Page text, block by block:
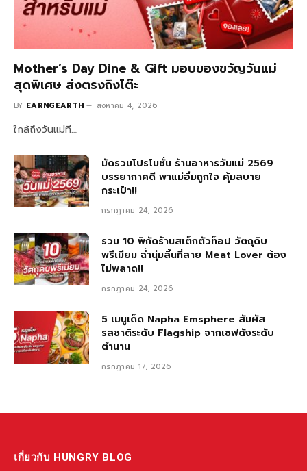
Mother’s Day Dine & Gift มอบของขวัญวันแม่
สุดพิเศษ ส่งตรงถึงโต๊ะ
BY EARNGEARTH สิงหาคม 4, 2026
ใกล้ถึงวันแม่ที…
มัดรวมโปรโมชั่น ร้านอาหารวันแม่ 2569
บรรยากาศดี พาแม่อิ่มถูกใจ คุ้มสบาย
กระเป๋า!!
กรกฎาคม 24, 2026
รวม 10 พิกัดร้านสเต็กตัวท็อป วัตถุดิบ
พรีเมียม ฉ่ำนุ่มลิ้นที่สาย Meat Lover ต้อง
ไม่พลาด!!
กรกฎาคม 24, 2026
5 เมนูเด็ด Napha Emsphere สัมผัส
รสชาติระดับ Flagship จากเชฟดังระดับ
ตำนาน
กรกฎาคม 17, 2026
เกี่ยวกับ HUNGRY BLOG